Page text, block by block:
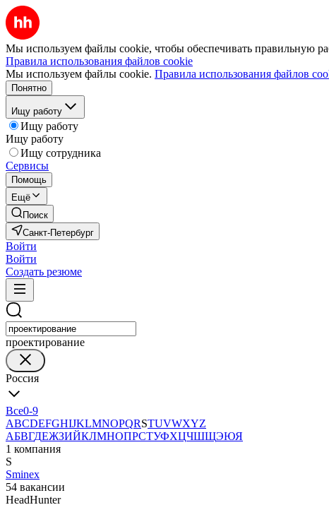
Мы используем файлы cookie, чтобы обеспечивать правильную
Правила использования файлов cookie
Мы используем файлы cookie. Правила использования файлов
Понятно
Ищу работу
Ищу работу
Ищу работу
Ищу сотрудника
Сервисы
Помощь
Ещё
Поиск
Санкт-Петербург
Войти
Войти
Создать резюме
проектирование
Россия
Все0-9
ABCDEFGHIJKLMNOPQRSTUVWXYZ
АБВГДЕЖЗИЙКЛМНОПРСТУФХЦЧШЩЭЮЯ
1 компания
S
Sminex
54 вакансии
HeadHunter